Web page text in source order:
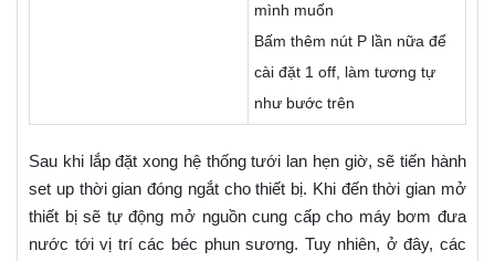
mình muốn
Bấm thêm nút P lần nữa để
cài đặt 1 off, làm tương tự
như bước trên
Sau khi lắp đặt xong hệ thống tưới lan hẹn giờ, sẽ tiến hành
set up thời gian đóng ngắt cho thiết bị. Khi đến thời gian mở
thiết bị sẽ tự động mở nguồn cung cấp cho máy bơm đưa
nước tới vị trí các béc phun sương. Tuy nhiên, ở đây, các